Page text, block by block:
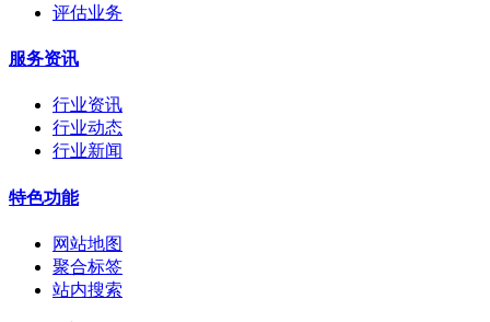
评估业务
服务资讯
行业资讯
行业动态
行业新闻
特色功能
网站地图
聚合标签
站内搜索